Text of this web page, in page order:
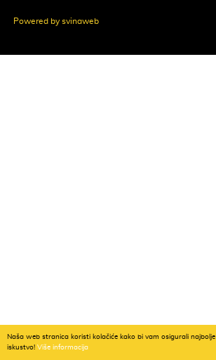
Naša web stranica koristi kolačiće kako bi vam osigurali najbolje
iskustvo! Više informacija
Powered by svinaweb